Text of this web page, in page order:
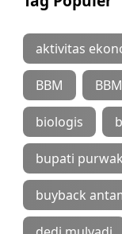
aktivitas
BBM
biologis
bupati
buyback